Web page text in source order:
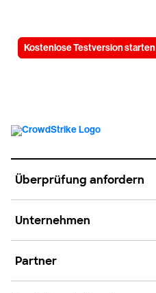
Kostenlose Testversion starten
Überprüfung anfordern
Unternehmen
Partner